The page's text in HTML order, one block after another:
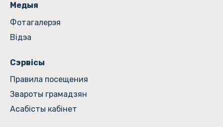
Медыя
Фотагалерэя
Відэа
Сэрвісы
Правила посещения
Звароты грамадзян
Асабісты кабінет